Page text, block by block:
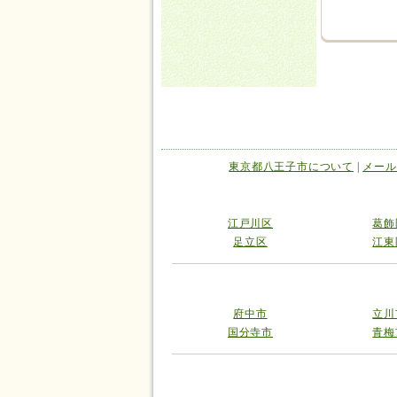
東京都八王子市について メー
江戸川区
葛
足立区
江
府中市
立
国分寺市
青